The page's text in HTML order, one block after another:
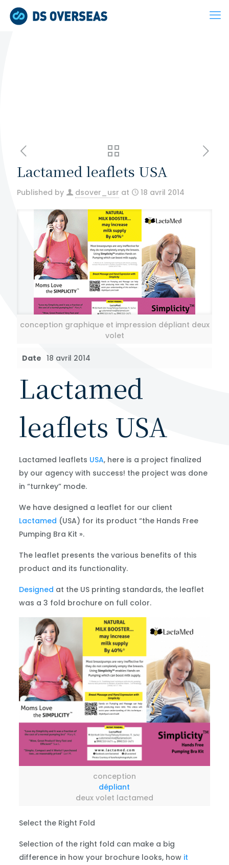
Lactamed leaflets USA
Published by dsover_usr at 18 avril 2014
conception graphique et impression dépliant deux
volet
Date 18 avril 2014
Lactamed
leaflets USA
Lactamed leaflets USA, here is a project finalized
by our agency with success! the project was done
in “turnkey” mode.
We have designed a leaflet for our client
Lactamed (USA) for its product “the Hands Free
Pumping Bra Kit ».
The leaflet presents the various benefits of this
product and its functionality.
Designed at the US printing standards, the leaflet
was a 3 fold brochure on full color.
conception
dépliant
deux volet lactamed
Select the Right Fold
Selection of the right fold can make a big
difference in how your brochure looks, how it